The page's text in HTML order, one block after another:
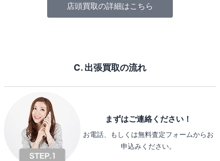
店頭買取の詳細はこちら
C. 出張買取の流れ
まずはご連絡ください！
お電話、もしくは無料査定フォームからお
申込みください。